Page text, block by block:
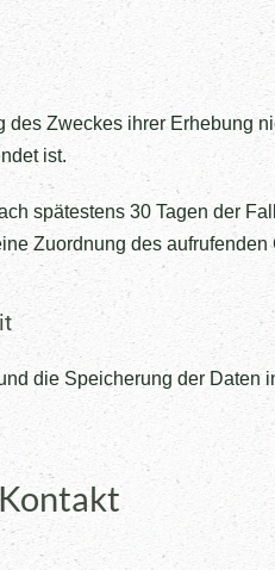
Zweckes ihrer Erhebung
ist.
spätestens 30 Tagen der
Zuordnung des
die Speicherung der